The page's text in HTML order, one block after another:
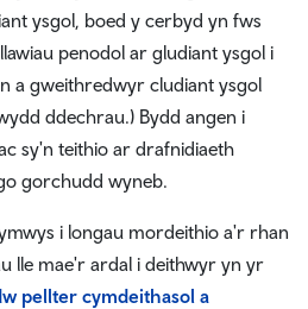
ysgol, boed y cerbyd yn fws
penodol ar gludiant ysgol i
a gweithredwyr cludiant ysgol
ddechrau.) Bydd angen i
sy'n teithio ar drafnidiaeth
gorchudd wyneb.
i longau mordeithio a'r rhan
lle mae'r ardal i deithwyr yn yr
pellter cymdeithasol a